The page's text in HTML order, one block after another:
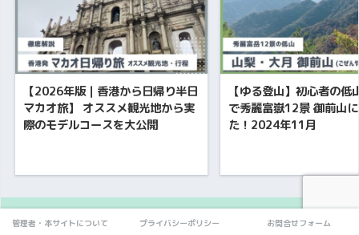
【2026年版｜香港から日帰り半日
マカオ旅】 オススメ観光地から実
際のモデルコースを大公開
【ゆる登山】初心者の低
で秀麗富嶽12景 御前山
た！2024年11月
管理者・本サイトについて プライバシーポリシー お問合せフォーム